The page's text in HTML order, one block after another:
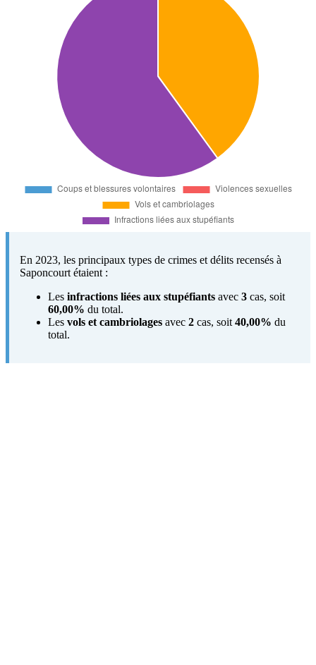
En 2023, les principaux types de crimes et délits recensés à
Saponcourt étaient :
Les infractions liées aux stupéfiants avec 3 cas, soit
60,00% du total.
Les vols et cambriolages avec 2 cas, soit 40,00% du
total.